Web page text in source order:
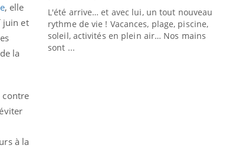
, elle
juin et
la
contre
à la
de type 2
les
L'été arrive… et avec lui, un tout nouveau
rythme de vie ! Vacances, plage, piscine,
soleil, activités en plein air… Nos mains
sont ...